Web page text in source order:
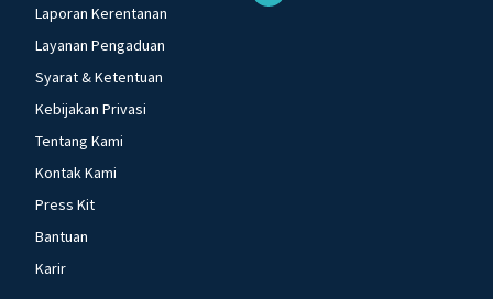
Laporan Kerentanan
Layanan Pengaduan
Syarat & Ketentuan
Kebijakan Privasi
Tentang Kami
Kontak Kami
Press Kit
Bantuan
Karir